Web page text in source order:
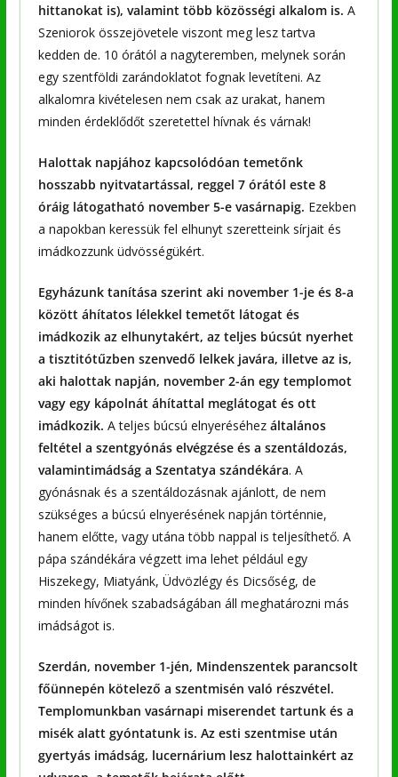
hittanokat is), valamint több közösségi alkalom is. A
Szeniorok összejövetele viszont meg lesz tartva
kedden de. 10 órától a nagyteremben, melynek során
egy szentföldi zarándoklatot fognak levetíteni. Az
alkalomra kivételesen nem csak az urakat, hanem
minden érdeklődőt szeretettel hívnak és várnak!
Halottak napjához kapcsolódóan temetőnk
hosszabb nyitvatartással, reggel 7 órától este 8
óráig látogatható november 5-e vasárnapig. Ezekben
a napokban keressük fel elhunyt szeretteink sírjait és
imádkozzunk üdvösségükért.
Egyházunk tanítása szerint aki november 1-je és 8-a
között áhítatos lélekkel temetőt látogat és
imádkozik az elhunytakért, az teljes búcsút nyerhet
a tisztitótűzben szenvedő lelkek javára, illetve az is,
aki halottak napján, november 2-án egy templomot
vagy egy kápolnát áhítattal meglátogat és ott
imádkozik. A teljes búcsú elnyeréséhez általános
feltétel a szentgyónás elvégzése és a szentáldozás,
valamintimádság a Szentatya szándékára. A
gyónásnak és a szentáldozásnak ajánlott, de nem
szükséges a búcsú elnyerésének napján történnie,
hanem előtte, vagy utána több nappal is teljesíthető. A
pápa szándékára végzett ima lehet például egy
Hiszekegy, Miatyánk, Üdvözlégy és Dicsőség, de
minden hívőnek szabadságában áll meghatározni más
imádságot is.
Szerdán, november 1-jén, Mindenszentek parancsolt
főünnepén kötelező a szentmisén való részvétel.
Templomunkban vasárnapi miserendet tartunk és a
misék alatt gyóntatunk is. Az esti szentmise után
gyertyás imádság, lucernárium lesz halottainkért az